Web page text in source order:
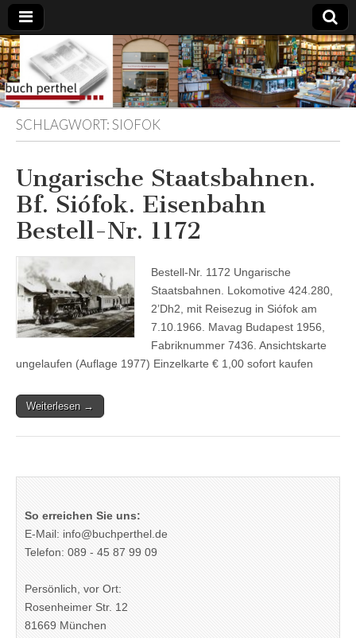
Buchhandlung
am Gasteig
SCHLAGWORT:SIOFOK
Ungarische Staatsbahnen.
Bf. Siófok. Eisenbahn
Bestell-Nr. 1172
Bestell-Nr. 1172 Ungarische
Staatsbahnen. Lokomotive 424.280,
2’Dh2, mit Reisezug in Siófok am
7.10.1966. Mavag Budapest 1956,
Fabriknummer 7436. Ansichtskarte
ungelaufen (Auflage 1977) Einzelkarte € 1,00 sofort kaufen
Weiterlesen →
So erreichen Sie uns:
E-Mail: info@buchperthel.de
Telefon: 089 - 45 87 99 09
Persönlich, vor Ort:
Rosenheimer Str. 12
81669 München